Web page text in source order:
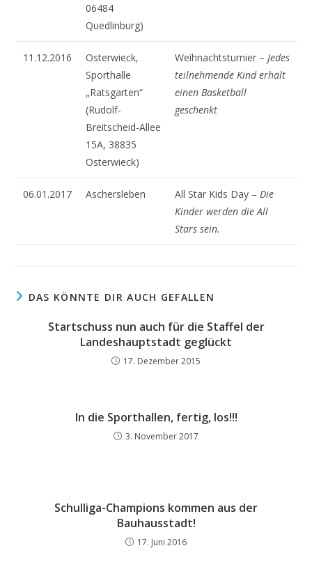
06484
Quedlinburg)
11.12.2016
Osterwieck,
Sporthalle
„Ratsgarten“
(Rudolf-
Breitscheid-Allee
15A, 38835
Osterwieck)
Weihnachtsturnier – Jedes
teilnehmende Kind erhält
einen Basketball
geschenkt
06.01.2017 Aschersleben All Star Kids Day – Die
Kinder werden die All
Stars sein.
DAS KÖNNTE DIR AUCH GEFALLEN
Startschuss nun auch für die Staffel der
Landeshauptstadt geglückt
17. Dezember 2015
In die Sporthallen, fertig, los!!!
3. November 2017
Schulliga-Champions kommen aus der
Bauhausstadt!
17. Juni 2016